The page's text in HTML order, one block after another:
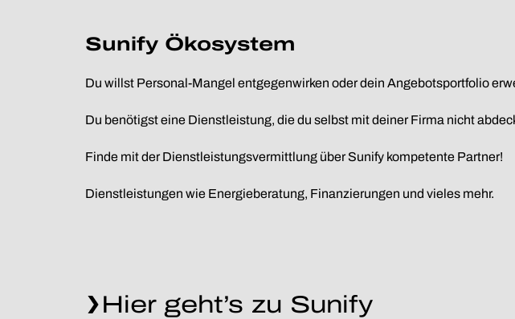
Sunify Ökosystem
Du willst Personal-Mangel entgegenwirken oder dein Angebotsportfolio
Du benötigst eine Dienstleistung, die du selbst mit deiner Firma nicht
Finde mit der Dienstleistungsvermittlung über Sunify kompetente Partner!
Dienstleistungen wie Energieberatung, Finanzierungen und vieles mehr.
Hier geht’s zu Sunify